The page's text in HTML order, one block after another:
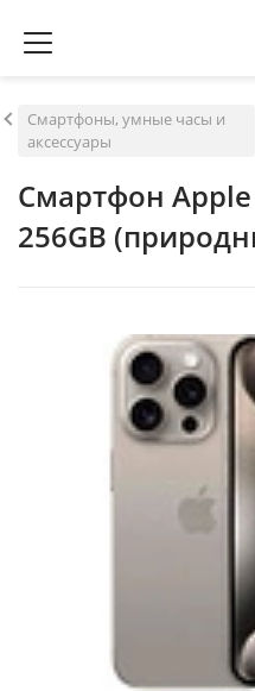
Смартфоны, умные часы и
аксессуары
Смартфон
256GB